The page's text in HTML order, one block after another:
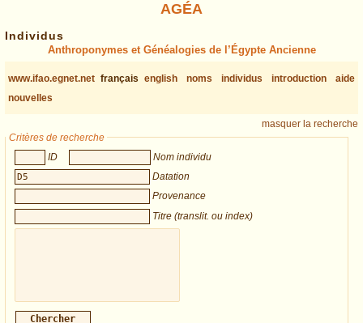
AGÉA
Individus
Anthroponymes et Généalogies de l’Égypte Ancienne
www.ifao.egnet.net français english noms individus introduction
aide
nouvelles
masquer la recherche
Critères de recherche
ID
Nom individu
Datation
Provenance
Titre (translit. ou index)